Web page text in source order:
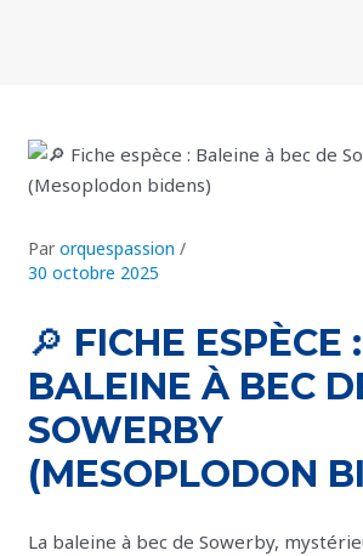
🔎 FICHE ESPÈCE :
BALEINE À BEC
SOWERBY
(MESOPLODON
Parorquespassion/
30 octobre 2025
La baleine à bec de Sowerby,